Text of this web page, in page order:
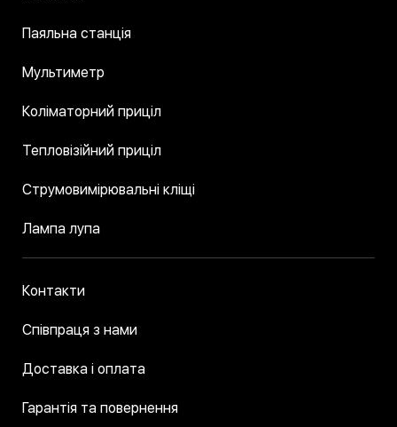
Паяльна станція
Мультиметр
Коліматорний приціл
Тепловізійний приціл
Струмовимірювальні кліщі
Лампа лупа
Контакти
Співпраця з нами
Доставка і оплата
Гарантія та повернення